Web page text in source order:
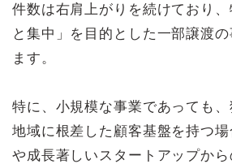
件数は右肩上がりを続けており
と集中」を目的とした一部譲渡
ます。
特に、小規模な事業であっても
地域に根差した顧客基盤を持つ
や成長著しいスタートアップか